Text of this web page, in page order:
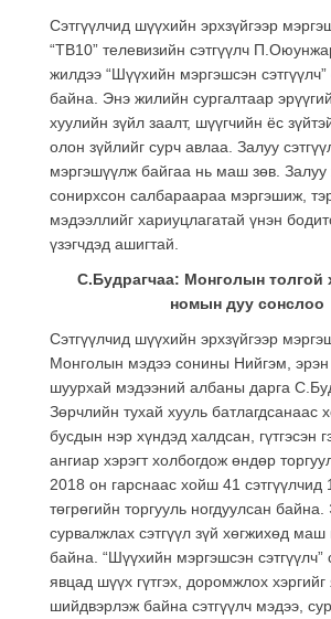
Сэтгүүлчид шүүхийн эрхзүйгээр
“ТВ10” телевизийн сэтгүүлч
жилдээ “Шүүхийн мэргэшсэн сэтгүүлч”
байна. Энэ жилийн сургалтаар
хуулийн зүйл заалт, шүүгчийн ёс
олон зүйлийг сурч авлаа. Залуу
мэргэшүүлж байгаа нь маш зөв. Залуу
сонирхсон салбараараа мэргэшиж,
мэдээллийг хариуцлагатай үнэн
үзэгчдэд ашигтай.
С.Будрагчаа: Монголын толгой
номын дуу сонслоо
Сэтгүүлчид шүүхийн эрхзүйгээр
Монголын мэдээ сонины Нийгэм,
шуурхай мэдээний албаны дарга
Зөрчлийн тухай хууль батлагдсанаас
бусдын нэр хүндэд халдсан, гүтгэсэн
ангиар хэрэгт холбогдож өндөр
2018 он гарснаас хойш 41 сэтгүүлчид
төгрөгийн торгууль ногдуулсан
сурвалжлах сэтгүүл зүй хөгжихөд
байна. “Шүүхийн мэргэшсэн сэтгүүлч”
явцад шүүх гүтгэх, доромжлох
шийдвэрлэж байна сэтгүүлч мэдээ,